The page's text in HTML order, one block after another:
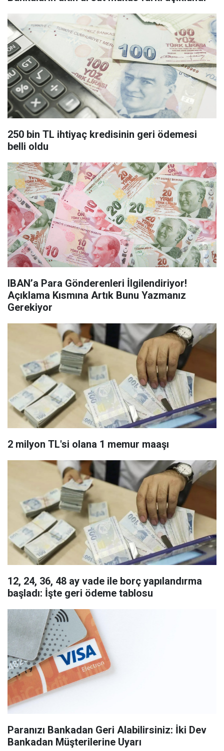
250 bin TL ihtiyaç kredisinin geri ödemesi
belli oldu
IBAN’a Para Gönderenleri İlgilendiriyor!
Açıklama Kısmına Artık Bunu Yazmanız
Gerekiyor
2 milyon TL'si olana 1 memur maaşı
12, 24, 36, 48 ay vade ile borç yapılandırma
başladı: İşte geri ödeme tablosu
Paranızı Bankadan Geri Alabilirsiniz: İki Dev
Bankadan Müşterilerine Uyarı